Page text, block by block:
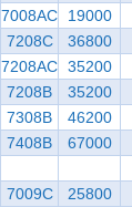
7008AC 19000
7208C 36800
7208AC 35200
7208B 35200
7308B 46200
7408B 67000
7009C 25800